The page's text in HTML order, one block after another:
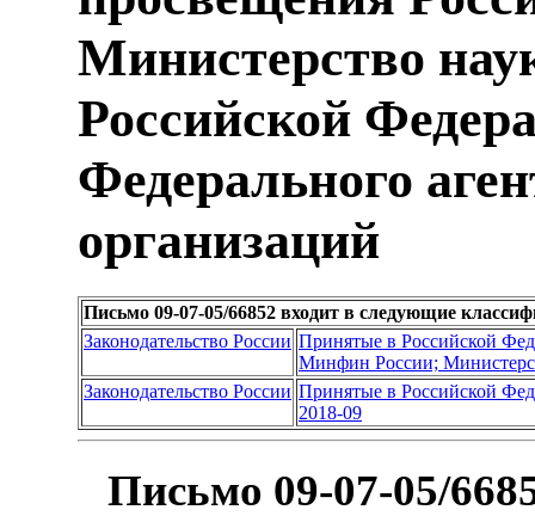
Министерство
Российской
Федерального
организаций
Письмо 09-07-05/66852 входит в следующие
Законодательство России Принятые в Российской
Минфин России;
Законодательство России Принятые в Российской
2018-09
Письмо 09-07-05/